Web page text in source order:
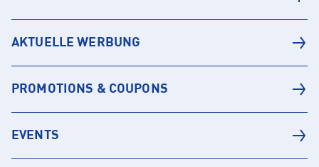
AKTUELLE WERBUNG
PROMOTIONS & COUPONS
EVENTS